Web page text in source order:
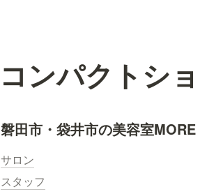
コンパクトシ
磐田市・袋井市の美容室MORE
サロン
スタッフ